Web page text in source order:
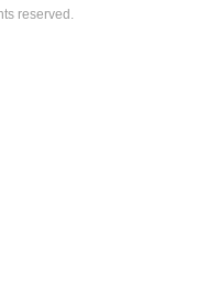
reserved.